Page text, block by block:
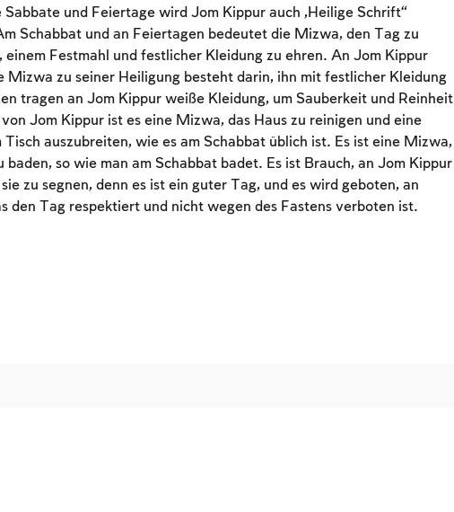
und Feiertage wird Jom Kippur auch „Heilige Schrift“
Schabbat und an Feiertagen bedeutet die Mizwa, den Tag zu
einem Festmahl und festlicher Kleidung zu ehren. An Jom Kippur
Mizwa zu seiner Heiligung besteht darin, ihn mit festlicher Kleidung
tragen an Jom Kippur weiße Kleidung, um Sauberkeit und Reinheit
Jom Kippur ist es eine Mizwa, das Haus zu reinigen und eine
Tisch auszubreiten, wie es am Schabbat üblich ist. Es ist eine Mizwa,
baden, so wie man am Schabbat badet. Es ist Brauch, an Jom Kippur
zu segnen, denn es ist ein guter Tag, und es wird geboten, an
den Tag respektiert und nicht wegen des Fastens verboten ist.
concepts as learned, you'll need to create